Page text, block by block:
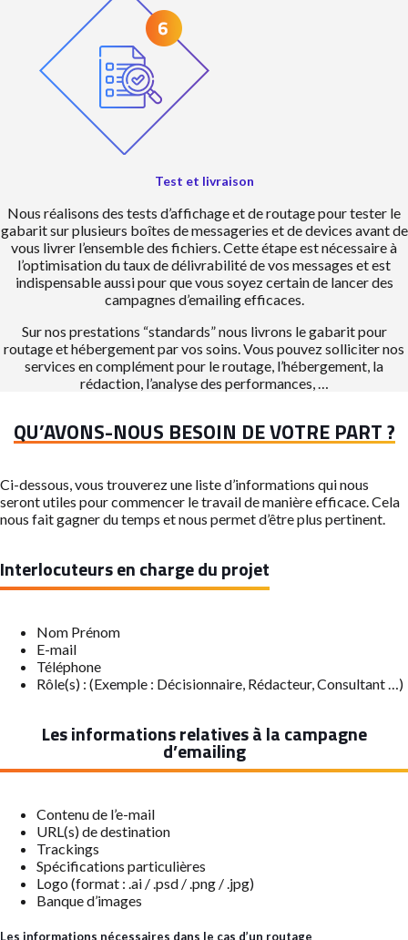
Test et livraison
Nous réalisons des tests d’affichage et de routage pour tester le
gabarit sur plusieurs boîtes de messageries et de devices avant de
vous livrer l’ensemble des fichiers. Cette étape est nécessaire à
l’optimisation du taux de délivrabilité de vos messages et est
indispensable aussi pour que vous soyez certain de lancer des
campagnes d’emailing efficaces.
Sur nos prestations “standards” nous livrons le gabarit pour
routage et hébergement par vos soins. Vous pouvez solliciter nos
services en complément pour le routage, l’hébergement, la
rédaction, l’analyse des performances, …
QU’AVONS-NOUS BESOIN DE VOTRE PART ?
Ci-dessous, vous trouverez une liste d’informations qui nous
seront utiles pour commencer le travail de manière efficace. Cela
nous fait gagner du temps et nous permet d’être plus pertinent.
Interlocuteurs en charge du projet
Nom Prénom
E-mail
Téléphone
Rôle(s) : (Exemple : Décisionnaire, Rédacteur, Consultant …)
Les informations relatives à la campagne
d’emailing
Contenu de l’e-mail
URL(s) de destination
Trackings
Spécifications particulières
Logo (format : .ai / .psd / .png / .jpg)
Banque d’images
Les informations nécessaires dans le cas d’un routage